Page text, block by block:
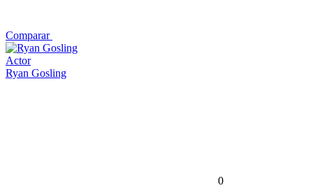
Comparar
Actor
Ryan Gosling
0